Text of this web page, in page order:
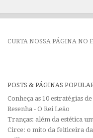
CURTA NOSSA PÁGINA NO
POSTS & PÁGINAS
Conheça as 10 estratégias
Resenha - O Rei Leão
Tranças: além da estética
Circe: o mito da feiticeira